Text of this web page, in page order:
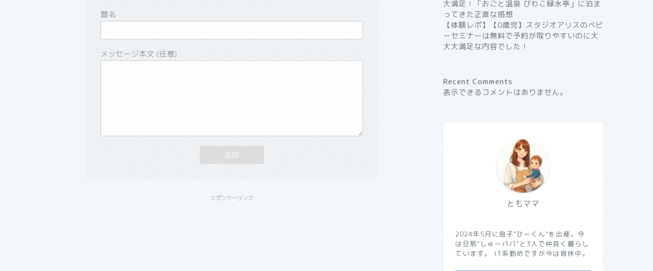
題名
メッセージ本文 (任意)
スポンサーリンク
大満足！「おごと温泉 びわこ緑水亭」に泊ま
ってきた正直な感想
【体験レポ】【0歳児】スタジオアリスのベビ
ーセミナーは無料で予約が取りやすいのに大
大大満足な内容でした！
Recent Comments
表示できるコメントはありません。
ともママ
2024年5月に息子"ひーくん"を出産。今
は旦那"しゅーパパ"と3人で仲良く暮らし
ています。 IT系勤めですが今は育休中。